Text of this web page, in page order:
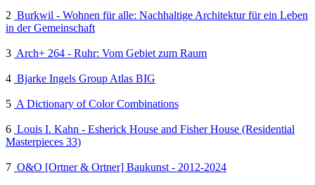
2 Burkwil - Wohnen für alle: Nachhaltige Architektur für ein Leben
in der Gemeinschaft
3 Arch+ 264 - Ruhr: Vom Gebiet zum Raum
4 Bjarke Ingels Group Atlas BIG
5 A Dictionary of Color Combinations
6 Louis I. Kahn - Esherick House and Fisher House (Residential
Masterpieces 33)
7 O&O [Ortner & Ortner] Baukunst - 2012-2024